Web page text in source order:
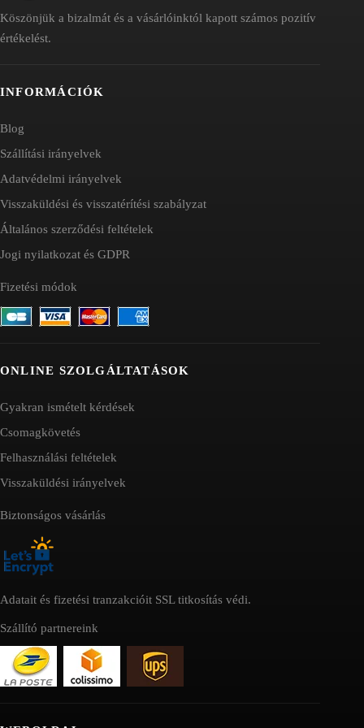
Köszönjük a bizalmát és a vásárlóinktól kapott számos pozitív
értékelést.
INFORMÁCIÓK
Blog
Szállítási irányelvek
Adatvédelmi irányelvek
Visszaküldési és visszatérítési szabályzat
Általános szerződési feltételek
Jogi nyilatkozat és GDPR
Fizetési módok
ONLINE SZOLGÁLTATÁSOK
Gyakran ismételt kérdések
Csomagkövetés
Felhasználási feltételek
Visszaküldési irányelvek
Biztonságos vásárlás
Adatait és fizetési tranzakcióit SSL titkosítás védi.
Szállító partnereink